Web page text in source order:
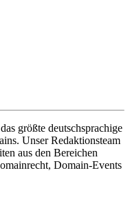
größte deutschsprachige
Unser Redaktionsteam
aus den Bereichen
Domain-Events